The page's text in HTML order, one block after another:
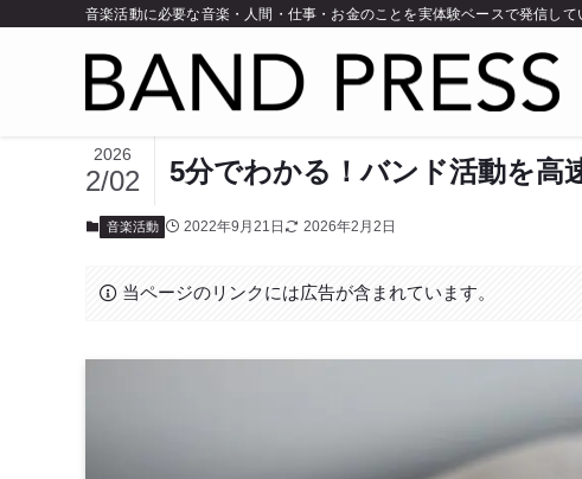
音楽活動に必要な音楽・人間・仕事・お金のことを実体験ベースで発信して
5分でわかる！バンド活動を高
2026
2/02
音楽活動 2022年9月21日 2026年2月2日
当ページのリンクには広告が含まれています。